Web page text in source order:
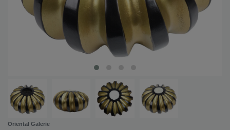
Oriental Galerie